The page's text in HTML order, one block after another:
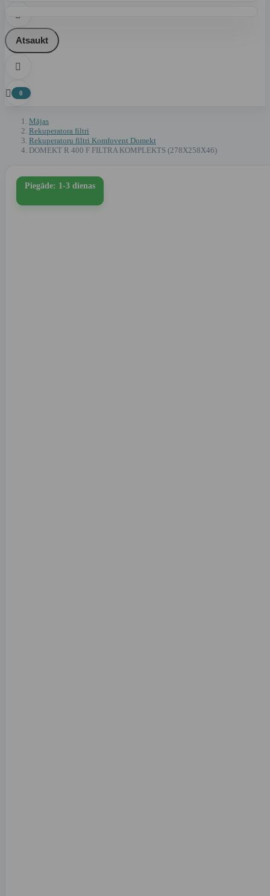

Atsaukt

 0
Mājas
Rekuperatora filtri
Rekuperatoru filtri Komfovent Domekt
DOMEKT R 400 F FILTRA KOMPLEKTS (278X258X46)
Piegāde: 1-3 dienas